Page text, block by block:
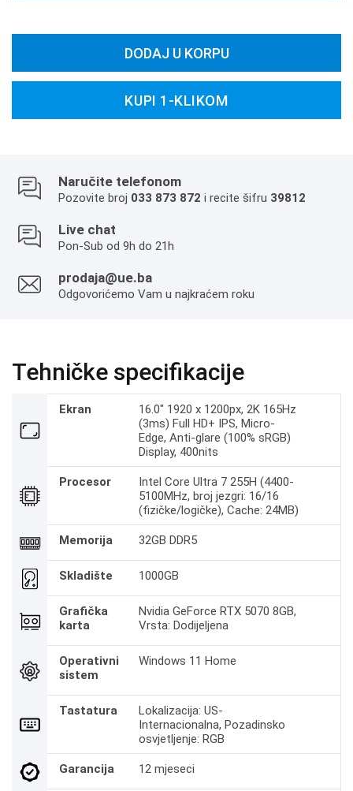
DODAJ U KORPU
KUPI 1-KLIKOM
Naručite telefonom
Pozovite broj 033 873 872 i recite šifru 39812
Live chat
Pon-Sub od 9h do 21h
prodaja@ue.ba
Odgovorićemo Vam u najkraćem roku
Tehničke specifikacije
Ekran
16.0" 1920 x 1200px, 2K 165Hz
(3ms) Full HD+ IPS, Micro-
Edge, Anti-glare (100% sRGB)
Display, 400nits
Procesor
Intel Core Ultra 7 255H (4400-
5100MHz, broj jezgri: 16/16
(fizičke/logičke), Cache: 24MB)
Memorija 32GB DDR5
Skladište 1000GB
Grafička
karta
Nvidia GeForce RTX 5070 8GB,
Vrsta: Dodijeljena
Operativni
sistem
Windows 11 Home
Tastatura
Lokalizacija: US-
Internacionalna, Pozadinsko
osvjetljenje: RGB
Garancija 12 mjeseci